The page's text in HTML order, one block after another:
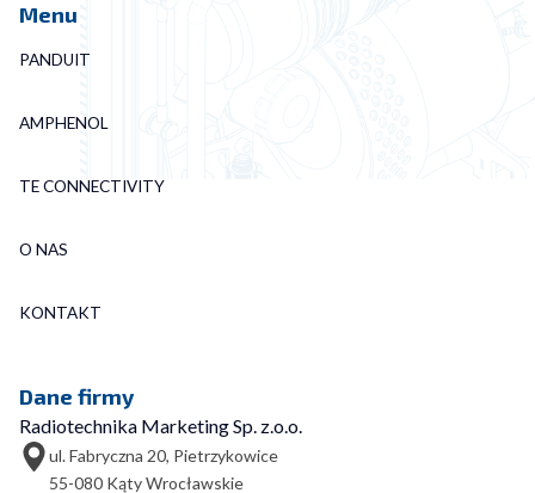
Menu
PANDUIT
AMPHENOL
TE CONNECTIVITY
O NAS
KONTAKT
Dane firmy
Radiotechnika Marketing Sp. z.o.o.
ul. Fabryczna 20, Pietrzykowice
55-080 Kąty Wrocławskie